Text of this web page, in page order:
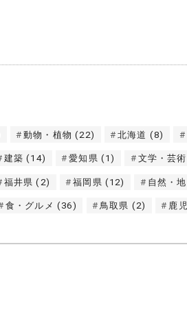
動物・植物 (22) 北海道 (8)
建築 (14) 愛知県 (1) 文学・芸術
福井県 (2) 福岡県 (12) 自然・
食・グルメ (36) 鳥取県 (2) 鹿